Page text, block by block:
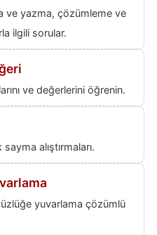
ve yazma, çözümleme ve
ilgili sorular.
ve değerlerini öğrenin.
alıştırmaları.
yuvarlama çözümlü